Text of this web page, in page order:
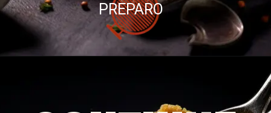
PREPARO